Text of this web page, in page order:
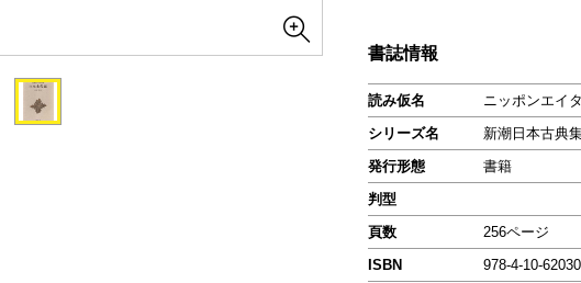
書誌情報
読み仮名
ニッポンエイ
シリーズ名
新潮日本古典
発行形態
書籍
判型
頁数
256ページ
ISBN
978-4-10-